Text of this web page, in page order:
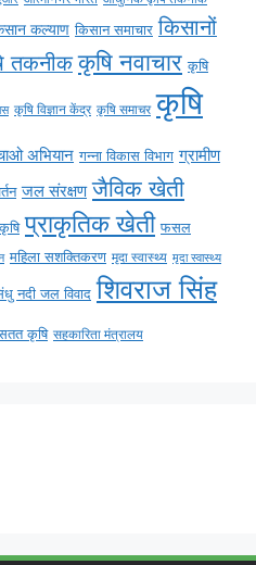
कल्याण किसान समाचार किसानों
तकनीक कृषि नवाचार कृषि
कृषि विज्ञान केंद्र कृषि समाचर कृषि
अभियान गन्ना विकास विभाग ग्रामीण
जल संरक्षण जैविक खेती
प्राकृतिक खेती फसल
महिला सशक्तिकरण मृदा स्वास्थ्य मृदा स्वास्थ्य
नदी जल विवाद शिवराज सिंह
कृषि सहकारिता मंत्रालय